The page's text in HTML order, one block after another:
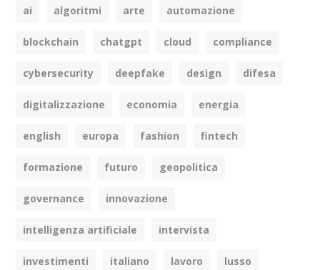
ai algoritmi arte automazione
blockchain chatgpt cloud compliance
cybersecurity deepfake design difesa
digitalizzazione economia energia
english europa fashion fintech
formazione futuro geopolitica
governance innovazione
intelligenza artificiale intervista
investimenti italiano lavoro lusso